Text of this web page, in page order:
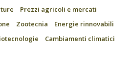
Prezzi agricoli e mercati
Zootecnia
Energie rinnovabili
Cambiamenti climatici